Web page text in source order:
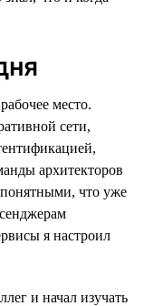
место.
сети,
архитекторов
понятными, что уже
я настроил
и начал изучать